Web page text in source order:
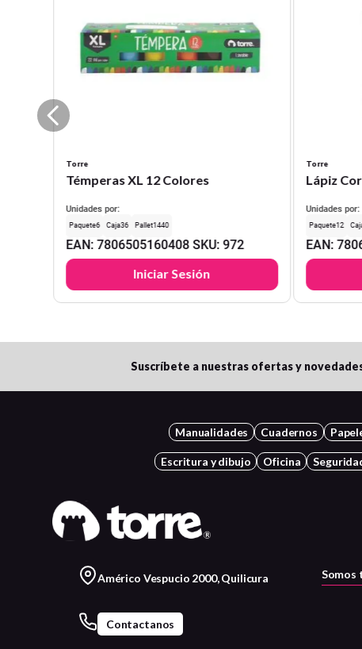
Torre
Témperas XL 12 Colores
Unidades por:
6 36 1440
EAN:7806505160408 SKU:972
Iniciar Sesión
Torre
Lápiz
Unidades por:
12
EAN:
Suscríbete a nuestras ofertas y
Manualidades Cuadernos
Escritura y dibujo Oficina
Américo Vespucio 2000, Quilicura
Contactanos
Somos